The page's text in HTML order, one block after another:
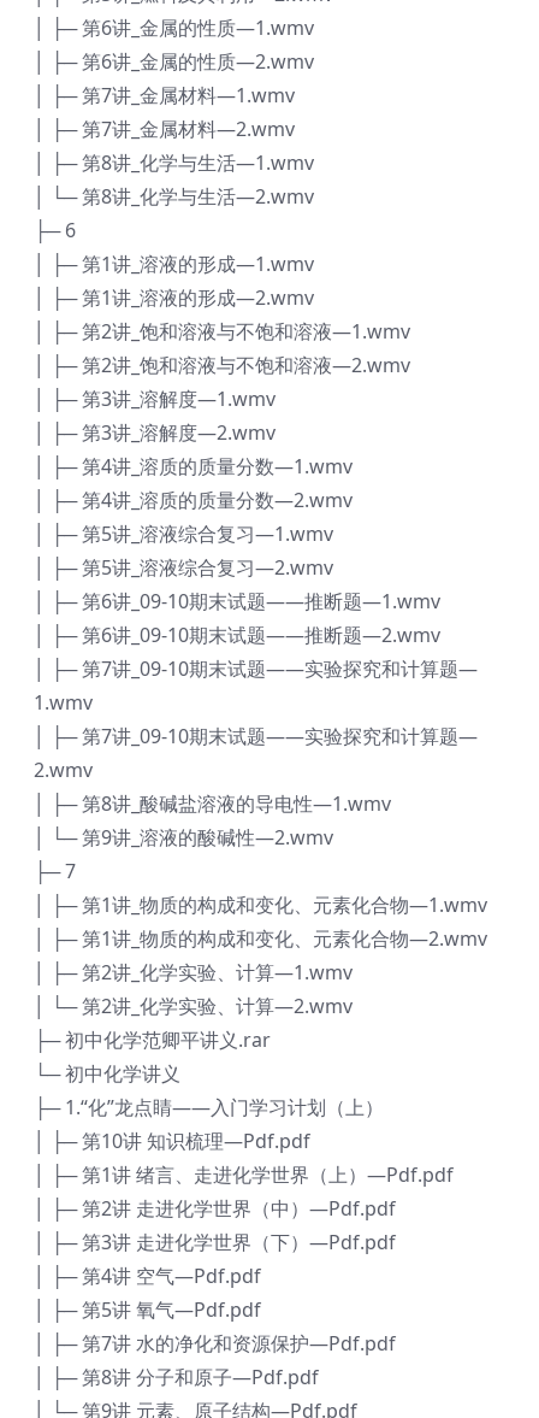
│ ├─ 第6讲_金属的性质—1.wmv
│ ├─ 第6讲_金属的性质—2.wmv
│ ├─ 第7讲_金属材料—1.wmv
│ ├─ 第7讲_金属材料—2.wmv
│ ├─ 第8讲_化学与生活—1.wmv
│ └─ 第8讲_化学与生活—2.wmv
├─ 6
│ ├─ 第1讲_溶液的形成—1.wmv
│ ├─ 第1讲_溶液的形成—2.wmv
│ ├─ 第2讲_饱和溶液与不饱和溶液—1.wmv
│ ├─ 第2讲_饱和溶液与不饱和溶液—2.wmv
│ ├─ 第3讲_溶解度—1.wmv
│ ├─ 第3讲_溶解度—2.wmv
│ ├─ 第4讲_溶质的质量分数—1.wmv
│ ├─ 第4讲_溶质的质量分数—2.wmv
│ ├─ 第5讲_溶液综合复习—1.wmv
│ ├─ 第5讲_溶液综合复习—2.wmv
│ ├─ 第6讲_09-10期末试题——推断题—1.wmv
│ ├─ 第6讲_09-10期末试题——推断题—2.wmv
│ ├─ 第7讲_09-10期末试题——实验探究和计算题—
1.wmv
│ ├─ 第7讲_09-10期末试题——实验探究和计算题—
2.wmv
│ ├─ 第8讲_酸碱盐溶液的导电性—1.wmv
│ └─ 第9讲_溶液的酸碱性—2.wmv
├─ 7
│ ├─ 第1讲_物质的构成和变化、元素化合物—1.wmv
│ ├─ 第1讲_物质的构成和变化、元素化合物—2.wmv
│ ├─ 第2讲_化学实验、计算—1.wmv
│ └─ 第2讲_化学实验、计算—2.wmv
├─ 初中化学范卿平讲义.rar
└─ 初中化学讲义
├─ 1.“化”龙点睛——入门学习计划（上）
│ ├─ 第10讲 知识梳理—Pdf.pdf
│ ├─ 第1讲 绪言、走进化学世界（上）—Pdf.pdf
│ ├─ 第2讲 走进化学世界（中）—Pdf.pdf
│ ├─ 第3讲 走进化学世界（下）—Pdf.pdf
│ ├─ 第4讲 空气—Pdf.pdf
│ ├─ 第5讲 氧气—Pdf.pdf
│ ├─ 第7讲 水的净化和资源保护—Pdf.pdf
│ ├─ 第8讲 分子和原子—Pdf.pdf
│ └─ 第9讲 元素、原子结构—Pdf.pdf